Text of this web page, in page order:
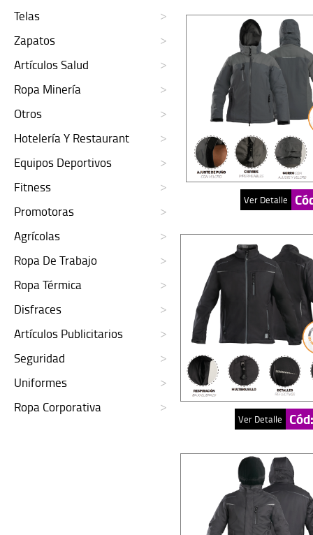
Telas
Zapatos
Artículos Salud
Ropa Minería
Otros
Hotelería Y Restaurant
Equipos Deportivos
Fitness
Promotoras
Agrícolas
Ropa De Trabajo
Ropa Térmica
Disfraces
Artículos Publicitarios
Seguridad
Uniformes
Ropa Corporativa
Ver Detalle
Ver Detalle